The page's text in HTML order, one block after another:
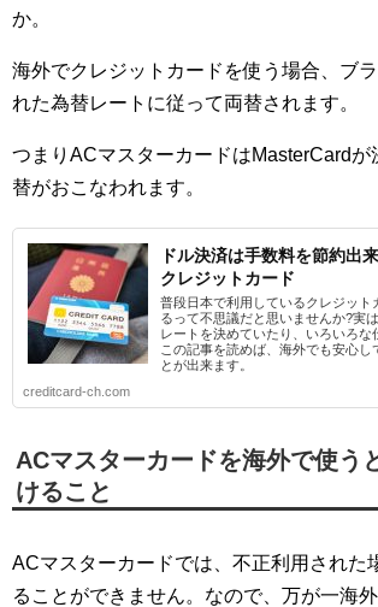
か。
海外でクレジットカードを使う場合、ブ
れた為替レートに従って両替されます。
つまりACマスターカードはMasterCardが
替がおこなわれます。
ドル決済は手数料を節約出
クレジットカード
普段日本で利用しているクレジット
るって不思議だと思いませんか?実
レートを決めていたり、いろいろな
この記事を読めば、海外でも安心し
とが出来ます。
creditcard-ch.com
ACマスターカードを海外で使う
けること
ACマスターカードでは、不正利用された
ることができません。なので、万が一海